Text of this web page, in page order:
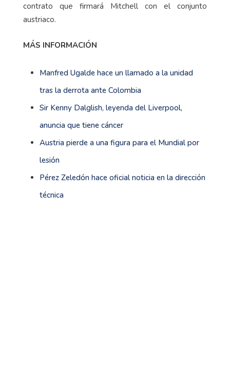
contrato que firmará Mitchell con el conjunto
austriaco.
MÁS INFORMACIÓN
Manfred Ugalde hace un llamado a la unidad
tras la derrota ante Colombia
Sir Kenny Dalglish, leyenda del Liverpool,
anuncia que tiene cáncer
Austria pierde a una figura para el Mundial por
lesión
Pérez Zeledón hace oficial noticia en la dirección
técnica